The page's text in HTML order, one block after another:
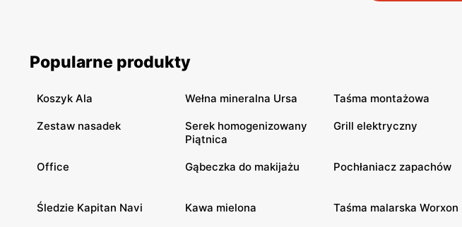
Popularne produkty
Koszyk Ala Wełna mineralna Ursa Taśma montażowa
Zestaw nasadek
Serek homogenizowany
Piątnica
Grill elektryczny
Office Gąbeczka do makijażu Pochłaniacz zapachów
Śledzie Kapitan Navi Kawa mielona Taśma malarska Worxon